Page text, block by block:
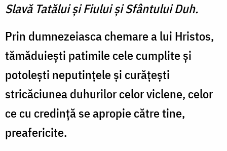
Slavă Tatălui şi Fiului şi Sfântului Duh.
Prin dumnezeiasca chemare a lui Hristos,
tămăduieşti patimile cele cumplite şi
potoleşti neputinţele şi curăţeşti
stricăciunea duhurilor celor viclene, celor
ce cu credinţă se apropie către tine,
preafericite.